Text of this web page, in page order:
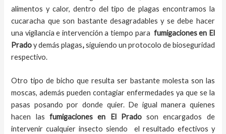
alimentos y calor, dentro del tipo de plagas encontramos la
cucaracha que son bastante desagradables y se debe hacer
una vigilancia e intervención a tiempo para fumigaciones en El
Prado y demás plagas,siguiendo un protocolo de bioseguridad
respectivo.
Otro tipo de bicho que resulta ser bastante molesta son las
moscas, además pueden contagiar enfermedades ya que se la
pasas posando por donde quier. De igual manera quienes
hacen las fumigacionesen El Pradoson encargados de
intervenir cualquier insecto siendo el resultado efectivos y